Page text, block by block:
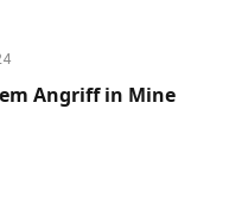
Angriff in Mine